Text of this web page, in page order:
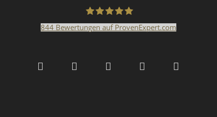
GmbH & Co.KG
844 Bewertungen auf ProvenExpert.com